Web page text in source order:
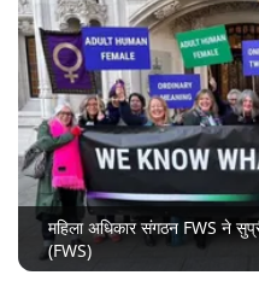
महिला अधिकार संगठन FWS ने
(FWS)